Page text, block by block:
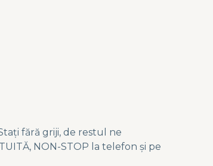
fără griji, de restul ne
NON-STOP la telefon și pe